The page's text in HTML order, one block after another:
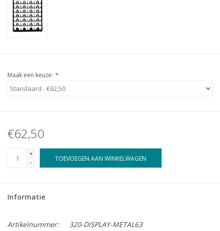
Maak een keuze: *
€62,50
+
-
TOEVOEGEN AAN WINKELWAGEN
Informatie
Artikelnummer:
320-DISPLAY-METAL63